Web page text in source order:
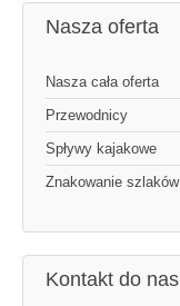
Nasza oferta
Nasza cała oferta
Przewodnicy
Spływy kajakowe
Znakowanie szlaków
Kontakt do nas